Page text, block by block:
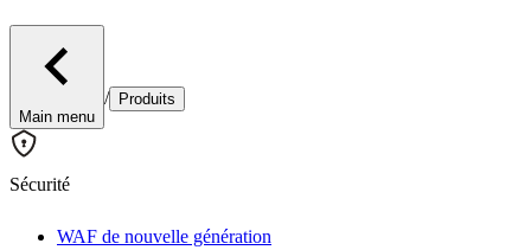
Main menu
/ Produits
Sécurité
WAF de nouvelle génération